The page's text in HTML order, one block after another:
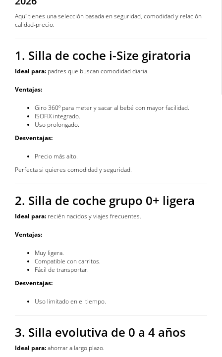
Aquí tienes una selección basada en seguridad, comodidad y relación
calidad-precio.
1. Silla de coche i-Size giratoria
Ideal para: padres que buscan comodidad diaria.
Ventajas:
Giro 360º para meter y sacar al bebé con mayor facilidad.
ISOFIX integrado.
Uso prolongado.
Desventajas:
Precio más alto.
Perfecta si quieres comodidad y seguridad.
2. Silla de coche grupo 0+ ligera
Ideal para: recién nacidos y viajes frecuentes.
Ventajas:
Muy ligera.
Compatible con carritos.
Fácil de transportar.
Desventajas:
Uso limitado en el tiempo.
3. Silla evolutiva de 0 a 4 años
Ideal para:ahorrar a largo plazo.